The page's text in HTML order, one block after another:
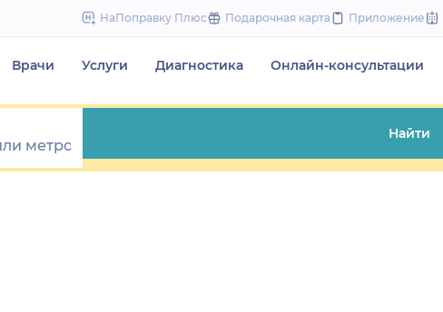
to
НаПоправку Плюс Подарочная карта Приложение
Врачи Услуги Диагностика Онлайн-консультации
Найти